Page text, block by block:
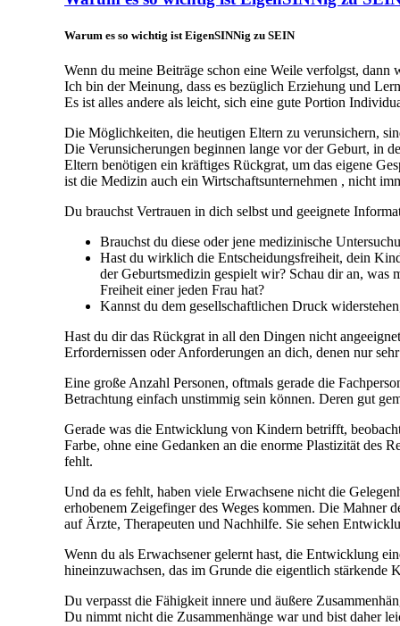
Warum es so wichtig ist EigenSINNig zu SEIN
Wenn du meine Beiträge schon eine Weile verfolgst,
Ich bin der Meinung, dass es bezüglich Erziehung und
Es ist alles andere als leicht, sich eine gute Portion
Die Möglichkeiten, die heutigen Eltern zu verunsichern,
Die Verunsicherungen beginnen lange vor der Geburt, in
Eltern benötigen ein kräftiges Rückgrat, um das eigene
ist die Medizin auch ein Wirtschaftsunternehmen , nicht
Du brauchst Vertrauen in dich selbst und geeignete
Brauchst du diese oder jene medizinische
Hast du wirklich die Entscheidungsfreiheit, dein
der Geburtsmedizin gespielt wir? Schau dir an, was
Freiheit einer jeden Frau hat?
Kannst du dem gesellschaftlichen Druck
Hast du dir das Rückgrat in all den Dingen nicht
Erfordernissen oder Anforderungen an dich, denen nur
Eine große Anzahl Personen, oftmals gerade die
Betrachtung einfach unstimmig sein können. Deren gut
Gerade was die Entwicklung von Kindern betrifft,
Farbe, ohne eine Gedanken an die enorme Plastizität des
fehlt.
Und da es fehlt, haben viele Erwachsene nicht die
erhobenem Zeigefinger des Weges kommen. Die Mahner
auf Ärzte, Therapeuten und Nachhilfe. Sie sehen
Wenn du als Erwachsener gelernt hast, die Entwicklung
hineinzuwachsen, das im Grunde die eigentlich stärkende
Du verpasst die Fähigkeit innere und äußere
Du nimmt nicht die Zusammenhänge war und bist daher